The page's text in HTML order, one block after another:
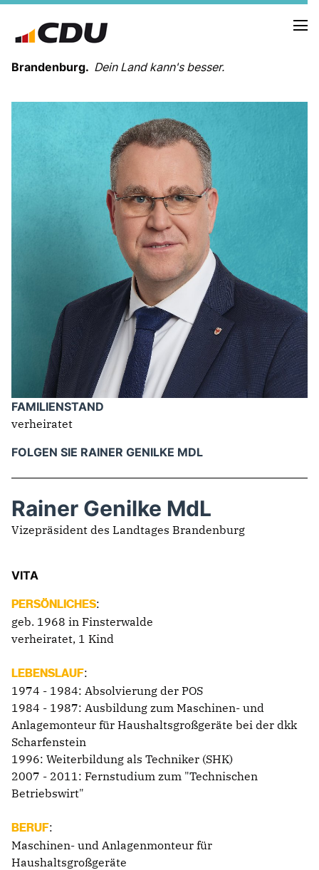
Brandenburg. Dein Land kann's besser.
TERMINE
LANDESVORSTAND
LANDESGESCHÄFTSSTELLE
ORGANISATION
KREISVERBÄNDE
VEREINIGUNGEN UND SONDERORGANISATIONEN
LANDESFACHAUSSCHÜSSE
SATZUNG
PARTEIGESCHICHTE
PARTEIGERICHT
IM LANDTAG
IN DER LANDESREGIERUNG
IM BUNDESTAG
BILDER
PROGRAMME
WICHTIGE BESCHLÜSSE DER CDU BRANDENBURG
75 JAHRE CDU BRANDENBURG
Mitglied werden
FAMILIENSTAND
verheiratet
FOLGEN SIE RAINER GENILKE MDL
Rainer Genilke MdL
Vizepräsident des Landtages Brandenburg
VITA
PERSÖNLICHES:
geb. 1968 in Finsterwalde
verheiratet, 1 Kind
LEBENSLAUF:
1974 - 1984: Absolvierung der POS
1984 - 1987: Ausbildung zum Maschinen- und
Anlagemonteur für Haushaltsgroßgeräte bei der dkk
Scharfenstein
1996: Weiterbildung als Techniker (SHK)
2007 - 2011: Fernstudium zum "Technischen
Betriebswirt"
BERUF:
Maschinen- und Anlagenmonteur für
Haushaltsgroßgeräte